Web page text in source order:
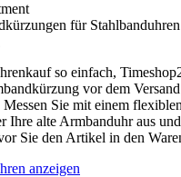
für Stahlbanduhren
so einfach,
vor dem
Sie mit einem
Ihre alte Armbanduhr aus
Sie den Artikel in den
anzeigen